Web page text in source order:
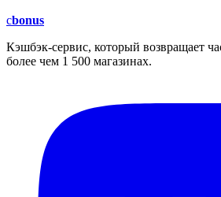
cbonus
Кэшбэк-сервис, который возвращает
более чем 1 500 магазинах.